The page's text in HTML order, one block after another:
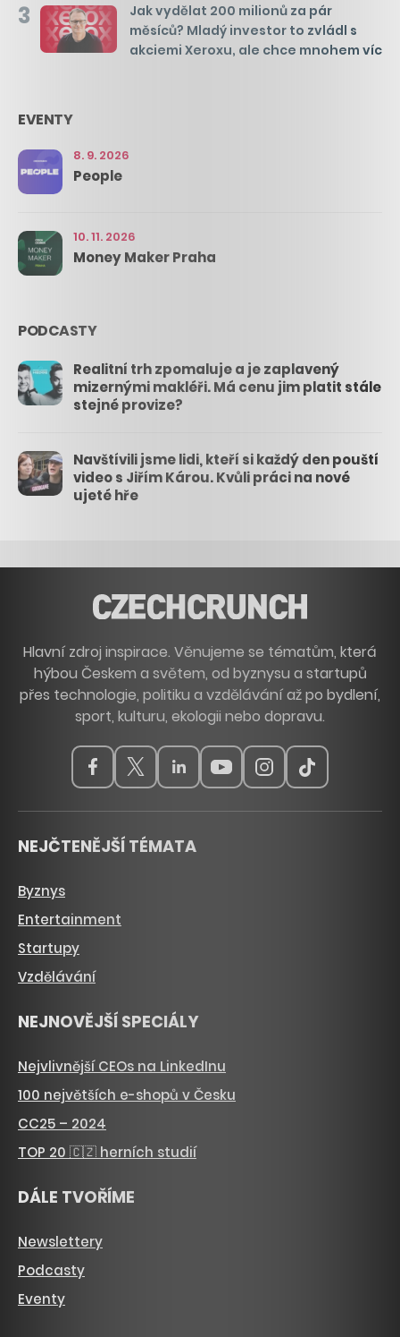
3
Jak vydělat 200 milionů za pár
měsíců? Mladý investor to zvládl s
akciemi Xeroxu, ale chce mnohem víc
EVENTY
8. 9. 2026
People
10. 11. 2026
Money Maker Praha
PODCASTY
Realitní trh zpomaluje a je zaplavený
mizernými makléři. Má cenu jim platit stále
stejné provize?
Navštívili jsme lidi, kteří si každý den pouští
video s Jiřím Károu. Kvůli práci na nové
ujeté hře
Hlavní zdroj inspirace. Věnujeme se tématům, která
hýbou Českem a světem, od byznysu a startupů
přes technologie, politiku a vzdělávání až po bydlení,
sport, kulturu, ekologii nebo dopravu.
NEJČTENĚJŠÍ TÉMATA
Byznys
Entertainment
Startupy
Vzdělávání
NEJNOVĚJŠÍ SPECIÁLY
Nejvlivnější CEOs na LinkedInu
100 největších e-shopů v Česku
CC25 – 2024
TOP 20 🇨🇿 herních studií
DÁLE TVOŘÍME
Newslettery
Podcasty
Eventy